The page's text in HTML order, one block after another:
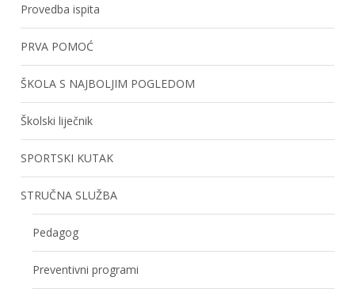
Provedba ispita
PRVA POMOĆ
ŠKOLA S NAJBOLJIM POGLEDOM
Školski liječnik
SPORTSKI KUTAK
STRUČNA SLUŽBA
Pedagog
Preventivni programi